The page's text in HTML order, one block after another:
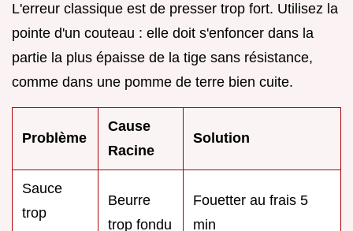
L'erreur classique est de presser trop fort. Utilisez la
pointe d'un couteau : elle doit s'enfoncer dans la
partie la plus épaisse de la tige sans résistance,
comme dans une pomme de terre bien cuite.
Problème
Cause
Racine
Solution
Sauce
trop
Beurre
trop fondu
Fouetter au frais 5
min